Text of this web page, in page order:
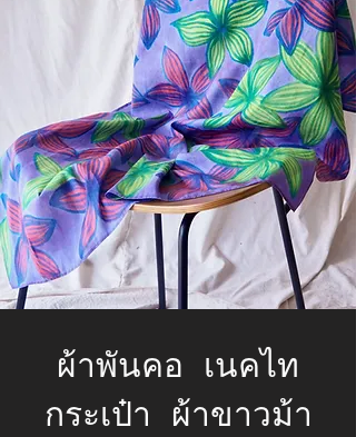
ผ้าพันคอ เนคไท
กระเป๋า ผ้าขาวม้า